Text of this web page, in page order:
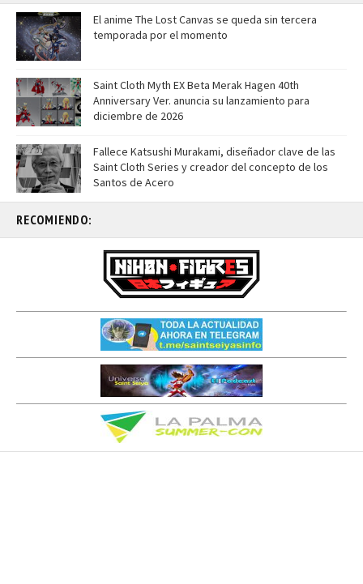
El anime The Lost Canvas se queda sin tercera
temporada por el momento
Saint Cloth Myth EX Beta Merak Hagen 40th
Anniversary Ver. anuncia su lanzamiento para
diciembre de 2026
Fallece Katsushi Murakami, diseñador clave de las
Saint Cloth Series y creador del concepto de los
Santos de Acero
RECOMIENDO: